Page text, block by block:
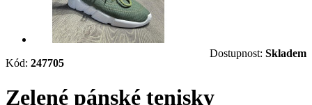
Kód: 247705
Dostupnost: Skladem
Zelené pánské tenisky